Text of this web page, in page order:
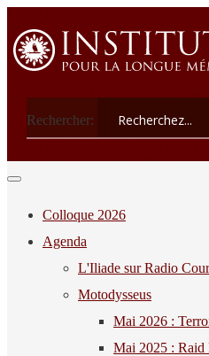
Rechercher:
Colloque 2026
Agenda
L'Iliade sur Radio
Motodysseus
Mai 2026 :
Mai 2025 : Raid